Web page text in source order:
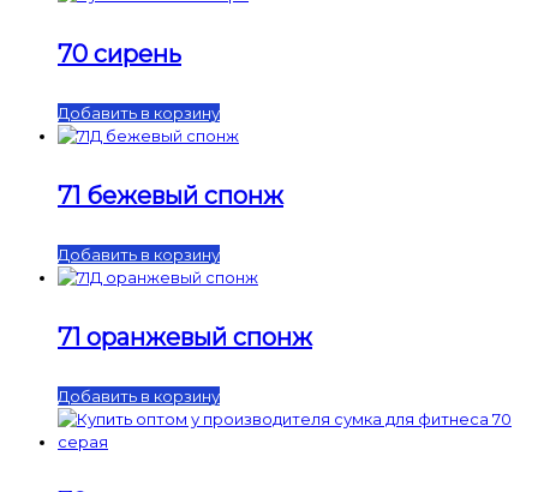
70 сирень
Добавить в корзину
71 бежевый спонж
Добавить в корзину
71 оранжевый спонж
Добавить в корзину